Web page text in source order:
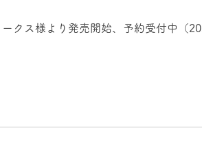
ークス様より発売開始、予約受付中（